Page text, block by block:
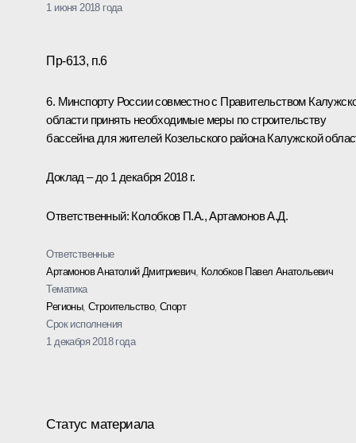
1 июня 2018 года
Пр-613, п.6
6. Минспорту России совместно с Правительством
области принять необходимые меры по строительству
бассейна для жителей Козельского района Калужской
Доклад – до 1 декабря 2018 г.
Ответственный: Колобков П.А., Артамонов А.Д.
Ответственные
Артамонов Анатолий Дмитриевич Колобков Павел Анатольевич
Тематика
Регионы,Строительство,Спорт
Срок исполнения
1 декабря 2018 года
Статус материала